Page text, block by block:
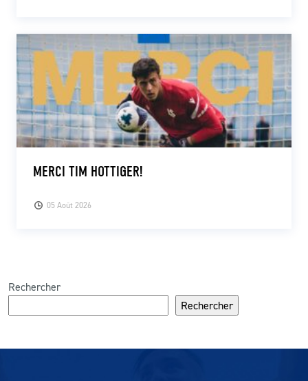
05 Août 2026
MERCI TIM HOTTIGER!
Rechercher
Rechercher